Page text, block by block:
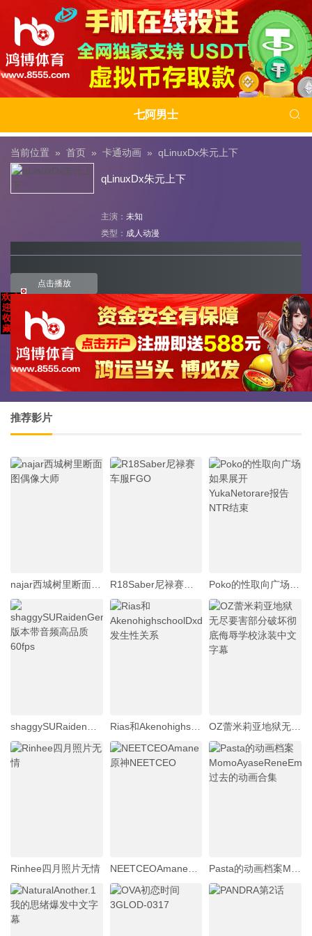
七阿男士 
当前位置 » 首页 » 卡通动画 » qLinuxDx朱元上下
qLinuxDx朱元上下
主演： 未知
类型： 成人动漫
点击播放
推荐影片
R18Saber尼禄赛车服FGO
Rias和AkenohighschoolDxd发生性关系
Rinhee四月照片无情